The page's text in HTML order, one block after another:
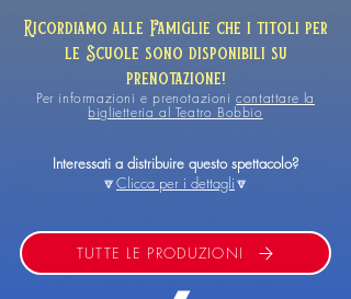
Ricordiamo alle Famiglie che i titoli per
le Scuole sono disponibili su
prenotazione!
Per informazioni e prenotazionicontattare la
biglietteria al Teatro Bobbio
Interessati a distribuire questo spettacolo?
🔽Clicca per i dettagli🔽
TUTTE LE PRODUZIONI